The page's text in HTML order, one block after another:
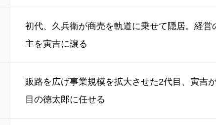
初代、久兵衛が商売を軌道に乗せて隠居。経営
主を寅吉に譲る
販路を広げ事業規模を拡大させた2代目、寅吉
目の徳太郎に任せる